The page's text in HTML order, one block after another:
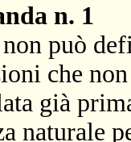
n. 1
può
che
già
naturale